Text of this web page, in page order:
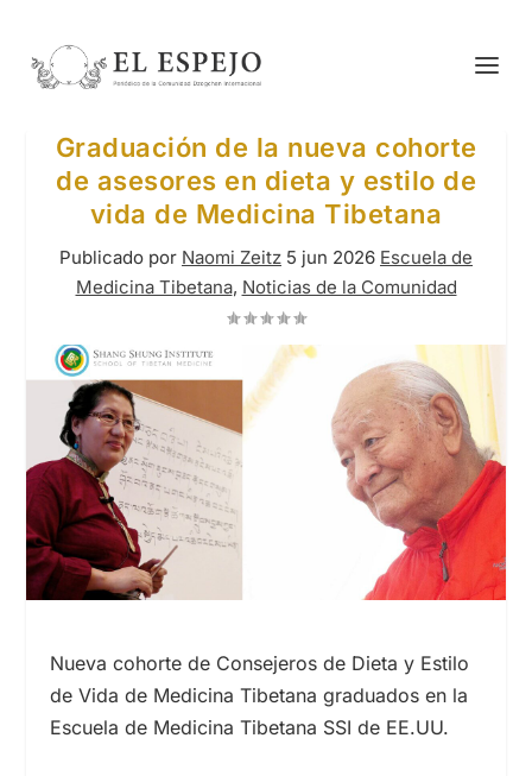
Graduación de la nueva cohorte
de asesores en dieta y estilo de
vida de Medicina Tibetana
Publicado por Naomi Zeitz 5 jun 2026 Escuela de
Medicina Tibetana, Noticias de la Comunidad
Nueva cohorte de Consejeros de Dieta y Estilo
de Vida de Medicina Tibetana graduados en la
Escuela de Medicina Tibetana SSI de EE.UU.